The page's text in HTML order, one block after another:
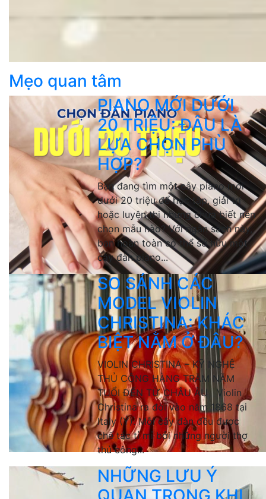
Mẹo quan tâm
PIANO MỚI DƯỚI
20 TRIỆU: ĐÂU LÀ
LỰA CHỌN PHÙ
HỢP?
Bạn đang tìm một cây piano mới
dưới 20 triệu để học tập, giải trí
hoặc luyện thi nhưng chưa biết nên
chọn mẫu nào? Với ngân sách này,
bạn hoàn toàn có thể sở hữu một
cây đàn piano...
SO SÁNH CÁC
MODEL VIOLIN
CHRISTINA: KHÁC
BIỆT NẰM Ở ĐÂU?
VIOLIN CHRISTINA – KỸ NGHỆ
THỦ CÔNG HÀNG TRĂM NĂM
TUỔI ĐẾN TỪ CHÂU ÂU Violin
Christina ra đời vào năm 1868 tại
Italy (Ý). Mỗi cây đàn đều được
chế tác tỉ mỉ bởi những người thợ
thủ công...
NHỮNG LƯU Ý